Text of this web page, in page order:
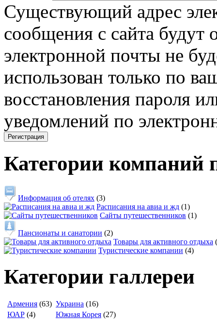
Существующий адрес
сообщения с сайта будут
электронной почты не
использован только по
восстановления пароля
уведомлений по
Категории компаний
Информация об отелях (3)
Расписания на авиа и жд (1)
Сайты путешественников (1)
Пансионаты и санатории (2)
Товары для активного отдыха
Туристические компании (4)
Категории галлереи
Армения (63) Украина (16)
ЮАР (4) Южная Корея (27)